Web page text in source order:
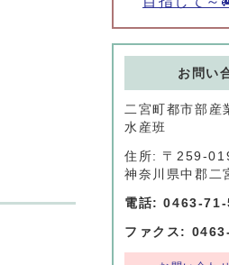
お問い
二宮町都市部産
水産班
住所: 〒259-
神奈川県中郡二
電話: 0463-71-
ファクス: